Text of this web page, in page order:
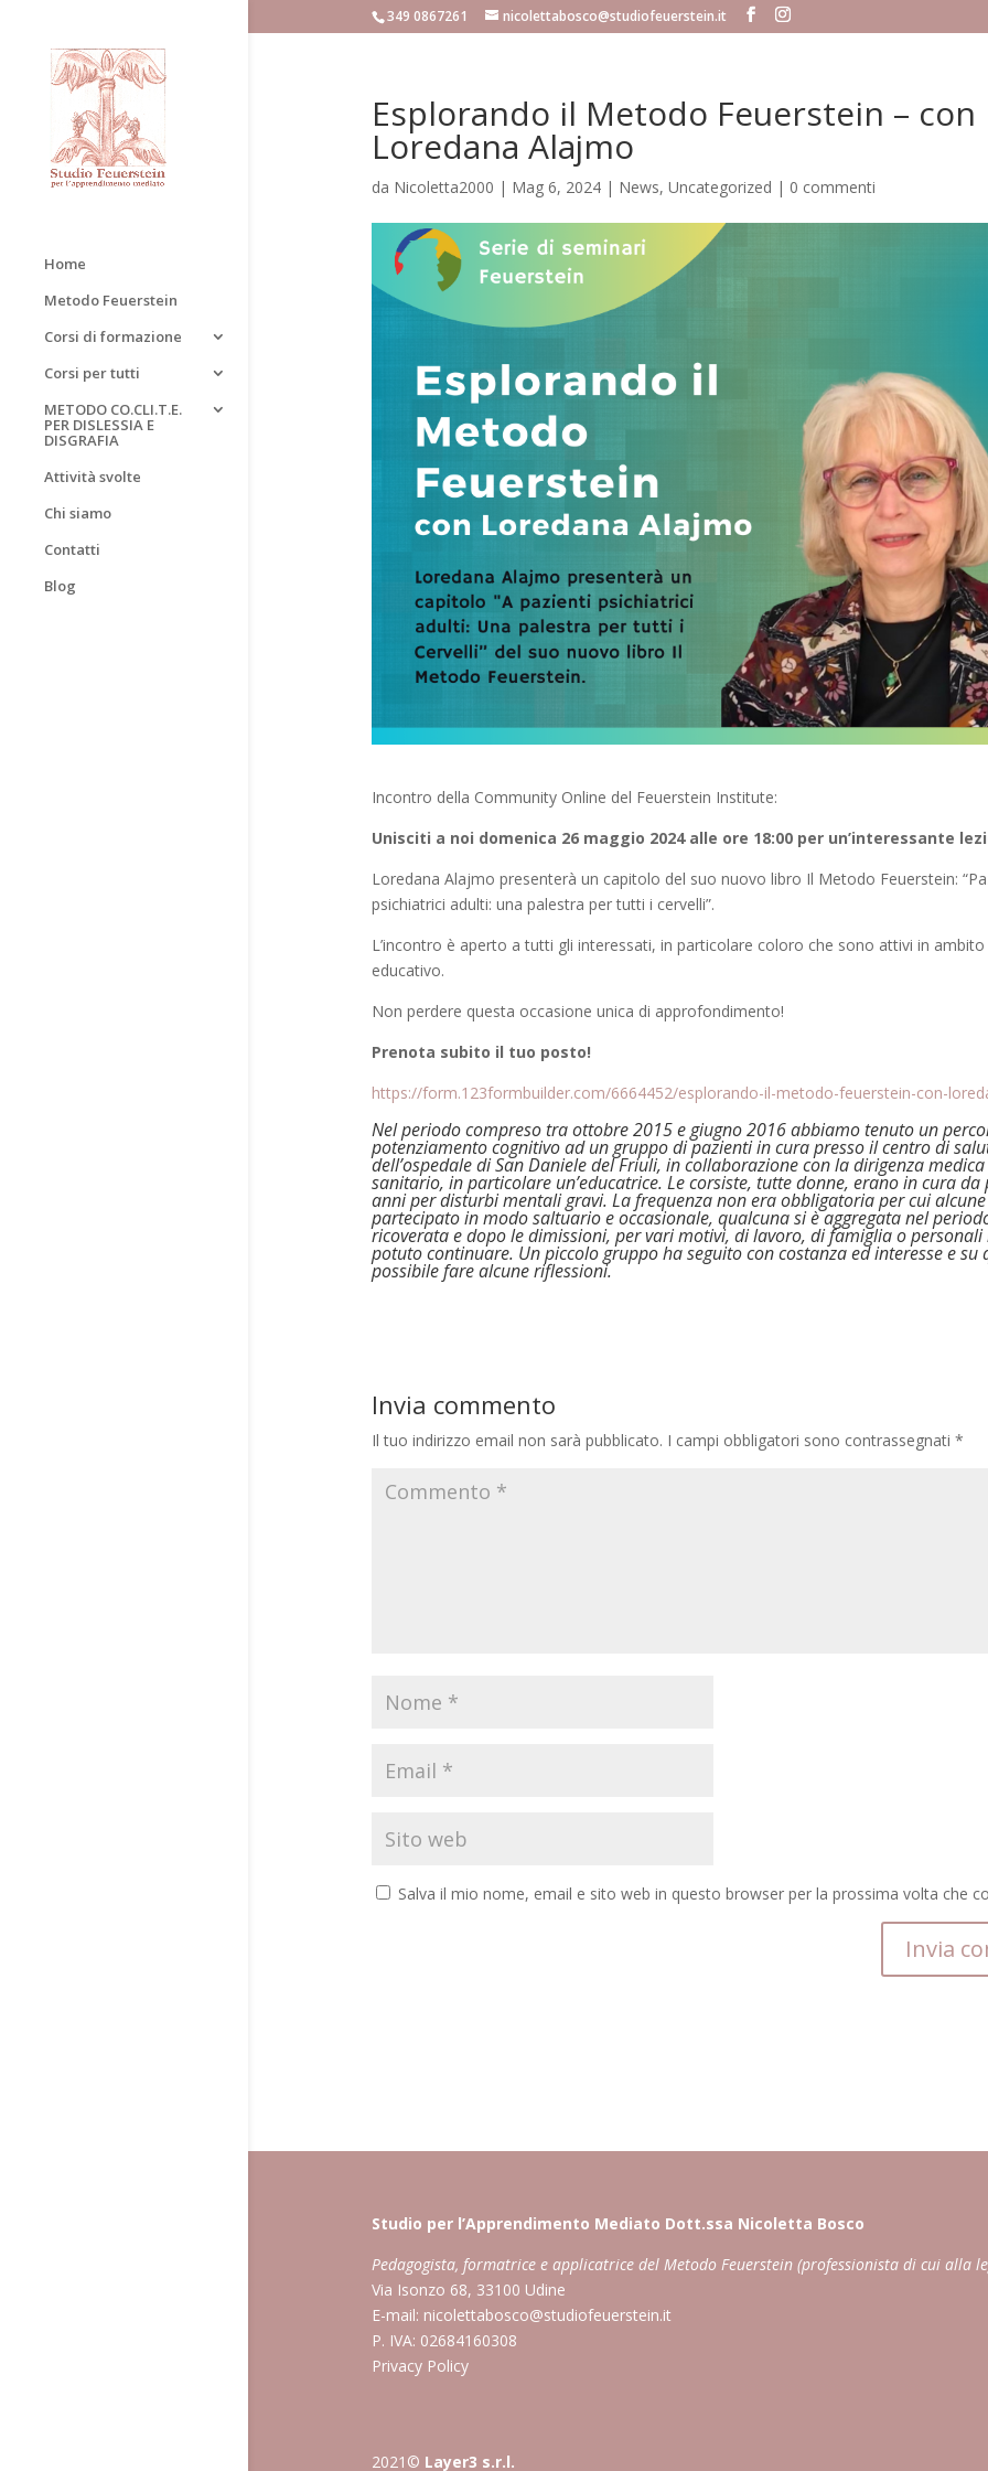
349 0867261 nicolettabosco@studiofeuerstein.it
Home
Metodo Feuerstein
Corsi di formazione
Corsi per tutti
METODO CO.CLI.T.E.
PER DISLESSIA E
DISGRAFIA
Attività svolte
Chi siamo
Contatti
Blog
Esplorando il Metodo Feuerstein – con
Loredana Alajmo
da Nicoletta2000 | Mag 6, 2024| News, Uncategorized | 0 commenti
Incontro della Community Online del Feuerstein Institute:
Unisciti a noi domenica 26 maggio 2024 alle ore 18:00 per un’interessante
Loredana Alajmo presenterà un capitolo del suo nuovo libro Il Metodo Feuerstein:
psichiatrici adulti: una palestra per tutti i cervelli”.
L’incontro è aperto a tutti gli interessati, in particolare coloro che sono attivi in
educativo.
Non perdere questa occasione unica di approfondimento!
Prenota subito il tuo posto!
https://form.123formbuilder.com/6664452/esplorando-il-metodo-feuerstein-con-
Nel periodo compreso tra ottobre 2015 e giugno 2016 abbiamo tenuto un
potenziamento cognitivo ad un gruppo di pazienti in cura presso il centro di
dell’ospedale di San Daniele del Friuli, in collaborazione con la dirigenza
sanitario, in particolare un’educatrice. Le corsiste, tutte donne, erano in cura da
anni per disturbi mentali gravi. La frequenza non era obbligatoria per cui
partecipato in modo saltuario e occasionale, qualcuna si è aggregata nel
ricoverata e dopo le dimissioni, per vari motivi, di lavoro, di famiglia o
potuto continuare. Un piccolo gruppo ha seguito con costanza ed interesse e su
possibile fare alcune riflessioni.
Invia commento
Il tuo indirizzo email non sarà pubblicato. I campi obbligatori sono contrassegnati *
Salva il mio nome, email e sito web in questo browser per la prossima volta che
Studio per l’Apprendimento Mediato Dott.ssa Nicoletta Bosco
Pedagogista, formatrice e applicatrice del Metodo Feuerstein (professionista di cui alla
Via Isonzo 68, 33100 Udine
E-mail: nicolettabosco@studiofeuerstein.it
P. IVA: 02684160308
Privacy Policy
2021© Layer3 s.r.l.